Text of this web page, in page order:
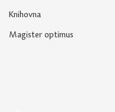
Knihovna
Magister optimus